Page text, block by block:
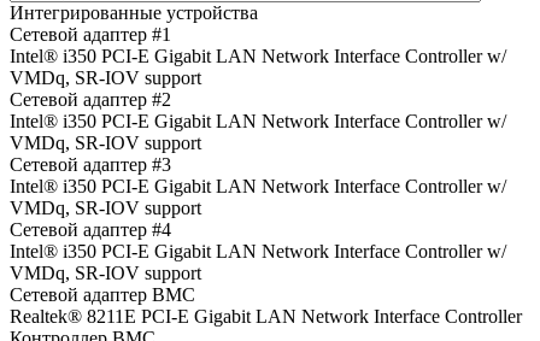
Интегрированные устройства
Сетевой адаптер #1
Intel® i350 PCI-E Gigabit LAN Network Interface Controller w/
VMDq, SR-IOV support
Сетевой адаптер #2
Intel® i350 PCI-E Gigabit LAN Network Interface Controller w/
VMDq, SR-IOV support
Сетевой адаптер #3
Intel® i350 PCI-E Gigabit LAN Network Interface Controller w/
VMDq, SR-IOV support
Сетевой адаптер #4
Intel® i350 PCI-E Gigabit LAN Network Interface Controller w/
VMDq, SR-IOV support
Сетевой адаптер BMC
Realtek® 8211E PCI-E Gigabit LAN Network Interface Controller